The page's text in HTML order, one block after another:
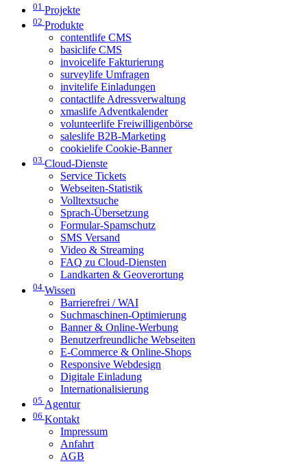
01 Projekte
02 Produkte
contentlife CMS
basiclife CMS
invoicelife Fakturierung
surveylife Umfragen
invitelife Einladungen
contactlife Adressverwaltung
xmaslife Adventkalender
volunteerlife Freiwilligenbörse
saleslife B2B-Marketing
cookielife Cookie-Banner
03 Cloud-Dienste
Service Tickets
Webseiten-Statistik
Volltextsuche
Sprach-Übersetzung
Formular-Spamschutz
SMS Versand
Video & Streaming
FAQ zu Cloud-Diensten
Landkarten & Geoverortung
04 Wissen
Barrierefrei / WAI
Suchmaschinen-Optimierung
Banner & Online-Werbung
Benutzerfreundliche Webseiten
E-Commerce & Online-Shops
Responsive Webdesign
Digitale Einladung
Internationalisierung
05 Agentur
06 Kontakt
Impressum
Anfahrt
AGB